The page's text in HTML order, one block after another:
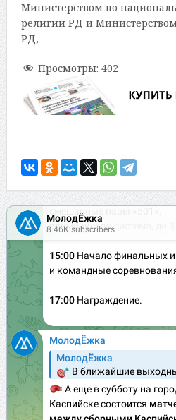
Министерством по
религий РД и
РД,
Просмотры: 402